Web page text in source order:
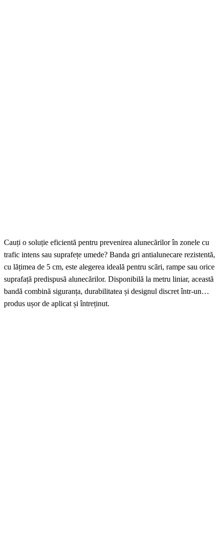
Cauți o soluție eficientă pentru prevenirea alunecărilor în zonele cu
trafic intens sau suprafețe umede? Banda gri antialunecare rezistentă,
cu lățimea de 5 cm, este alegerea ideală pentru scări, rampe sau orice
suprafață predispusă alunecărilor. Disponibilă la metru liniar, această
bandă combină siguranța, durabilitatea și designul discret într-un
produs ușor de aplicat și întreținut.